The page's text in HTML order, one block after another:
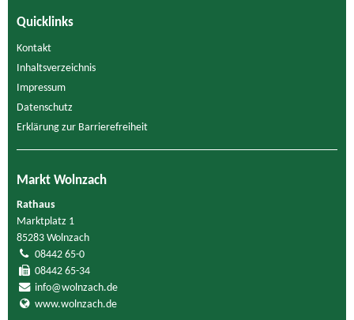
Quicklinks
Kontakt
Inhaltsverzeichnis
Impressum
Datenschutz
Erklärung zur Barrierefreiheit
Markt Wolnzach
Rathaus
Marktplatz 1
85283 Wolnzach
08442 65-0
08442 65-34
info@wolnzach.de
www.wolnzach.de